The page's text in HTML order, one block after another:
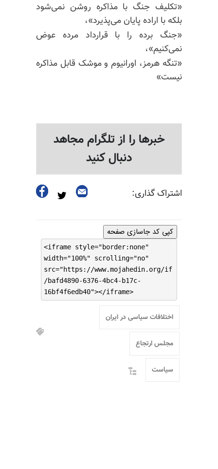
«تکلیف جنگ با مذاکره روشن نمی‌شود
بلکه با اراده پایان می‌پذیرد»،
«جنگ برده را با قرارداد مرده عوض
نمی‌کنیم»،
«تنگه هرمز، اورانیوم و موشک قابل مذاکره
نیست»
خبرها را از تلگرام مجاهد
دنبال کنید
اشتراک گذاری:
کپی کد جاسازی صفحه
<iframe style="border:none"
width="100%" scrolling="no"
src="https://www.mojahedin.org/if
/bafd4890-6376-4bc4-b17c-
16bf4f6edb40"></iframe>
اختلافات سیاسی در ایران
مجلس ارتجاع
سیاست